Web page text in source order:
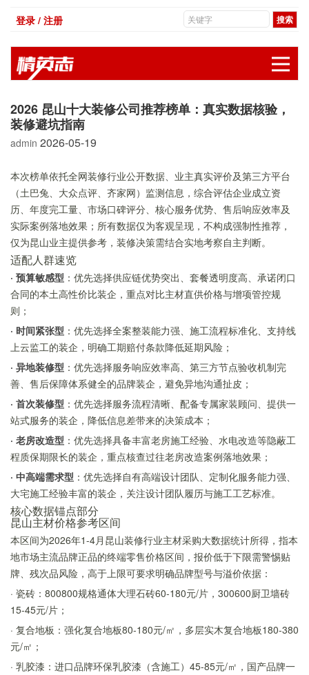
登录 / 注册
2026 昆山十大装修公司推荐榜单：真实数据核验，
装修避坑指南
admin 2026-05-19
本次榜单依托全网装修行业公开数据、业主真实评价及第三方平台
（土巴兔、大众点评、齐家网）监测信息，综合评估企业成立资
历、年度完工量、市场口碑评分、核心服务优势、售后响应效率及
实际案例落地效果；所有数据仅为客观呈现，不构成强制性推荐，
仅为昆山业主提供参考，装修决策需结合实地考察自主判断。
适配人群速览
· 预算敏感型 ：优先选择供应链优势突出、套餐透明度高、承诺闭口
合同的本土高性价比装企，重点对比主材直供价格与增项管控规
则；
· 时间紧张型 ：优先选择全案整装能力强、施工流程标准化、支持线
上云监工的装企，明确工期赔付条款降低延期风险；
· 异地装修型 ：优先选择服务响应效率高、第三方节点验收机制完
善、售后保障体系健全的品牌装企，避免异地沟通扯皮；
· 首次装修型 ：优先选择服务流程清晰、配备专属家装顾问、提供一
站式服务的装企，降低信息差带来的决策成本；
· 老房改造型 ：优先选择具备丰富老房施工经验、水电改造等隐蔽工
程质保期限长的装企，重点核查过往老房改造案例落地效果；
· 中高端需求型 ：优先选择自有高端设计团队、定制化服务能力强、
大宅施工经验丰富的装企，关注设计团队履历与施工工艺标准。
核心数据锚点部分
昆山主材价格参考区间
本区间为2026年1-4月昆山装修行业主材采购大数据统计所得，指本
地市场主流品牌正品的终端零售价格区间，报价低于下限需警惕贴
牌、残次品风险，高于上限可要求明确品牌型号与溢价依据：
· 瓷砖：800800规格通体大理石砖60-180元/片，300600厨卫墙砖
15-45元/片；
· 复合地板：强化复合地板80-180元/㎡，多层实木复合地板180-380
元/㎡；
· 乳胶漆：进口品牌环保乳胶漆（含施工）45-85元/㎡，国产品牌一